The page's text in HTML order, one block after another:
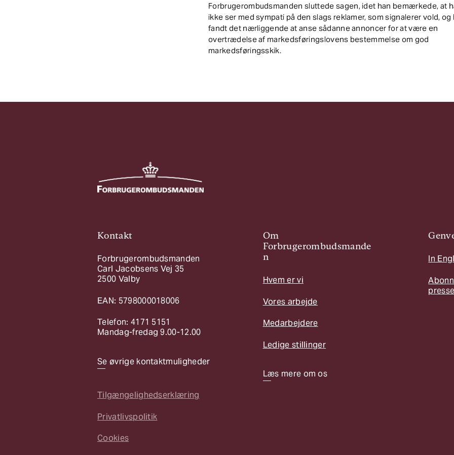
Forbrugerombudsmanden sluttede sagen, idet han bemærkede, at
ikke ser med sympati på den slags reklamer, som signalerer vold, og
fandt det nærliggende at anse sådanne annoncer for at være en
overtrædelse af markedsføringslovens bestemmelse om god
markedsføringsskik.
Kontakt
Forbrugerombudsmanden
Carl Jacobsens Vej 35
2500 Valby
EAN: 5798000018006
Telefon: 4171 5151
Mandag-fredag 9.00-12.00
Se øvrige kontaktmuligheder
Tilgængelighedserklæring
Privatlivspolitik
Cookies
Om
Forbrugerombudsmande
n
Hvem er vi
Vores arbejde
Medarbejdere
Ledige stillinger
Læs mere om os
In